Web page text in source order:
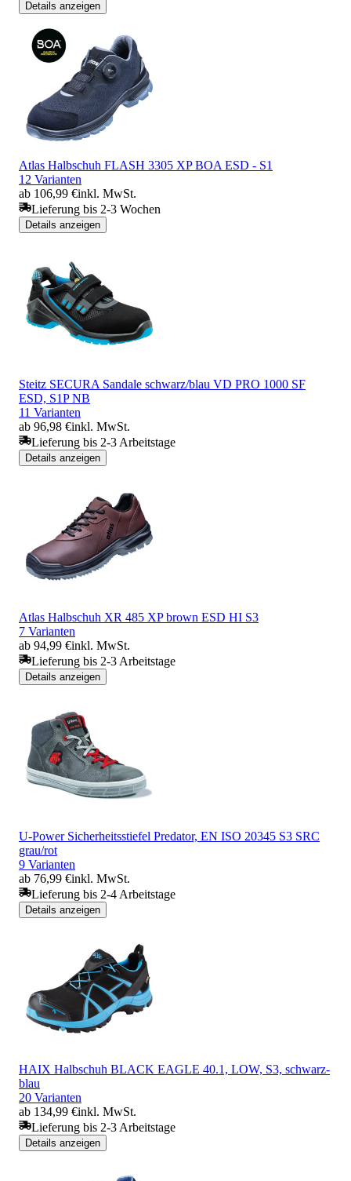
Details anzeigen
Atlas Halbschuh FLASH 3305 XP BOA ESD - S1
12 Varianten
ab 106,99 €inkl. MwSt.
Lieferung bis 2-3 Wochen
Details anzeigen
Steitz SECURA Sandale schwarz/blau VD PRO 1000 SF
ESD, S1P NB
11 Varianten
ab 96,98 €inkl. MwSt.
Lieferung bis 2-3 Arbeitstage
Details anzeigen
Atlas Halbschuh XR 485 XP brown ESD HI S3
7 Varianten
ab 94,99 €inkl. MwSt.
Lieferung bis 2-3 Arbeitstage
Details anzeigen
U-Power Sicherheitsstiefel Predator, EN ISO 20345 S3 SRC
grau/rot
9 Varianten
ab 76,99 €inkl. MwSt.
Lieferung bis 2-4 Arbeitstage
Details anzeigen
HAIX Halbschuh BLACK EAGLE 40.1, LOW, S3, schwarz-
blau
20 Varianten
ab 134,99 €inkl. MwSt.
Lieferung bis 2-3 Arbeitstage
Details anzeigen